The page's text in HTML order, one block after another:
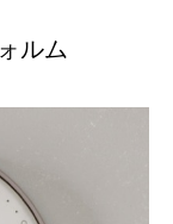
ルム